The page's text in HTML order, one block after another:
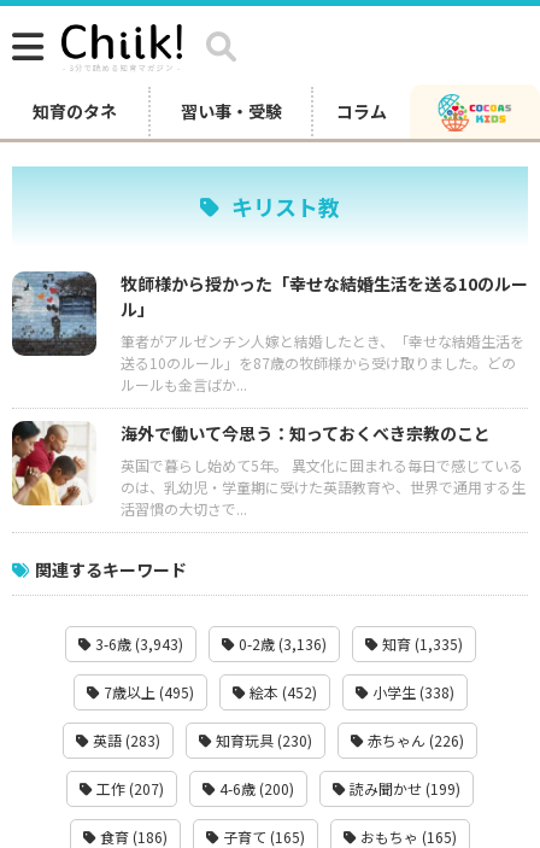
知育のタネ 習い事・受験 コラム
キリスト教
牧師様から授かった「幸せな結婚生活を送る10のルー
ル」
筆者がアルゼンチン人嫁と結婚したとき、「幸せな結婚生活を
送る10のルール」を87歳の牧師様から受け取りました。どの
ルールも金言ばか...
海外で働いて今思う：知っておくべき宗教のこと
英国で暮らし始めて5年。 異文化に囲まれる毎日で感じている
のは、乳幼児・学童期に受けた英語教育や、世界で通用する生
活習慣の大切さで...
関連するキーワード
3-6歳 (3,943) 0-2歳 (3,136) 知育 (1,335)
7歳以上 (495) 絵本 (452) 小学生 (338)
英語 (283) 知育玩具 (230) 赤ちゃん (226)
工作 (207) 4-6歳 (200) 読み聞かせ (199)
食育 (186) 子育て (165) おもちゃ (165)